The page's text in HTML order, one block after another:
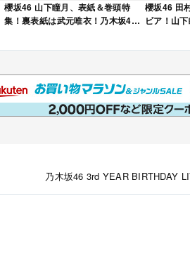
櫻坂46 山下瞳月、表紙＆巻頭特
集！裏表紙は武元唯衣！乃木坂46
6月号」本日4/28発売！
櫻坂46 田
ビア！山
合併号」
乃木坂46 3rd YEAR BIRTHDAY